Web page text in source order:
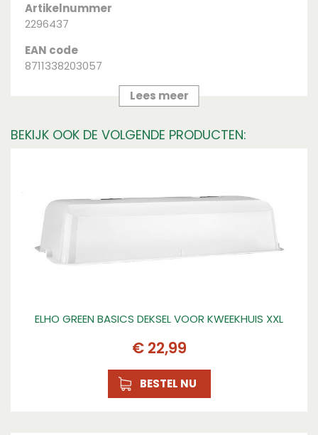
Artikelnummer
2296437
EAN code
8711338203057
Lees meer
BEKIJK OOK DE VOLGENDE PRODUCTEN:
ELHO GREEN BASICS DEKSEL VOOR KWEEKHUIS XXL
€ 22,99
BESTEL NU